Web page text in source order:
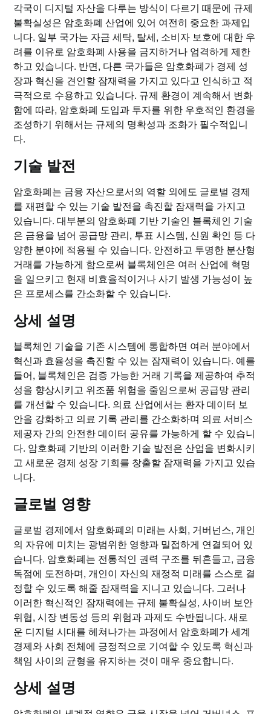
각국이 디지털 자산을 다루는 방식이 다르기 때문에 규제
불확실성은 암호화폐 산업에 있어 여전히 중요한 과제입
니다. 일부 국가는 자금 세탁, 탈세, 소비자 보호에 대한 우
려를 이유로 암호화폐 사용을 금지하거나 엄격하게 제한
하고 있습니다. 반면, 다른 국가들은 암호화폐가 경제 성
장과 혁신을 견인할 잠재력을 가지고 있다고 인식하고 적
극적으로 수용하고 있습니다. 규제 환경이 계속해서 변화
함에 따라, 암호화폐 도입과 투자를 위한 우호적인 환경을
조성하기 위해서는 규제의 명확성과 조화가 필수적입니
다.
기술 발전
암호화폐는 금융 자산으로서의 역할 외에도 글로벌 경제
를 재편할 수 있는 기술 발전을 촉진할 잠재력을 가지고
있습니다. 대부분의 암호화폐 기반 기술인 블록체인 기술
은 금융을 넘어 공급망 관리, 투표 시스템, 신원 확인 등 다
양한 분야에 적용될 수 있습니다. 안전하고 투명한 분산형
거래를 가능하게 함으로써 블록체인은 여러 산업에 혁명
을 일으키고 현재 비효율적이거나 사기 발생 가능성이 높
은 프로세스를 간소화할 수 있습니다.
상세 설명
블록체인 기술을 기존 시스템에 통합하면 여러 분야에서
혁신과 효율성을 촉진할 수 있는 잠재력이 있습니다. 예를
들어, 블록체인은 검증 가능한 거래 기록을 제공하여 추적
성을 향상시키고 위조품 위험을 줄임으로써 공급망 관리
를 개선할 수 있습니다. 의료 산업에서는 환자 데이터 보
안을 강화하고 의료 기록 관리를 간소화하며 의료 서비스
제공자 간의 안전한 데이터 공유를 가능하게 할 수 있습니
다. 암호화폐 기반의 이러한 기술 발전은 산업을 변화시키
고 새로운 경제 성장 기회를 창출할 잠재력을 가지고 있습
니다.
글로벌 영향
글로벌 경제에서 암호화폐의 미래는 사회, 거버넌스, 개인
의 자유에 미치는 광범위한 영향과 밀접하게 연결되어 있
습니다. 암호화폐는 전통적인 권력 구조를 뒤흔들고, 금융
독점에 도전하며, 개인이 자신의 재정적 미래를 스스로 결
정할 수 있도록 해줄 잠재력을 지니고 있습니다. 그러나
이러한 혁신적인 잠재력에는 규제 불확실성, 사이버 보안
위협, 시장 변동성 등의 위험과 과제도 수반됩니다. 새로
운 디지털 시대를 헤쳐나가는 과정에서 암호화폐가 세계
경제와 사회 전체에 긍정적으로 기여할 수 있도록 혁신과
책임 사이의 균형을 유지하는 것이 매우 중요합니다.
상세 설명